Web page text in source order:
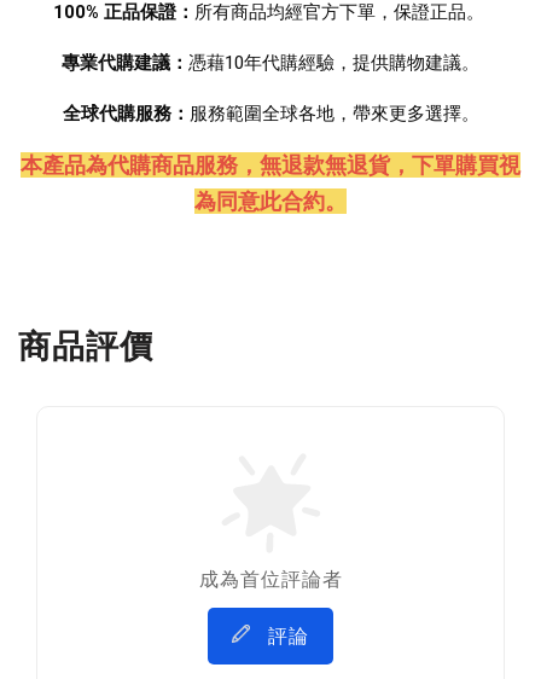
100% 正品保證： 所有商品均經官方下單，保證正品。
專業代購建議： 憑藉10年代購經驗，提供購物建議。
全球代購服務： 服務範圍全球各地，帶來更多選擇。
本產品為代購商品服務，無退款無退貨，下單購買視
為同意此合約。
商品評價
成為首位評論者
評論